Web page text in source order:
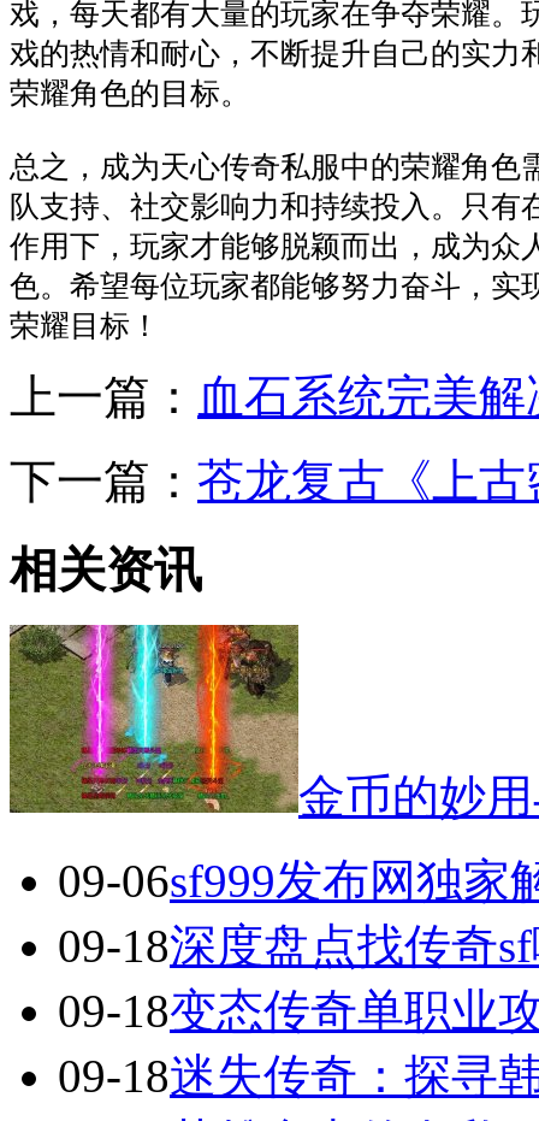
戏，每天都有大量的玩家在争夺荣耀。
戏的热情和耐心，不断提升自己的实力
荣耀角色的目标。
总之，成为天心传奇私服中的荣耀角色
队支持、社交影响力和持续投入。只有
作用下，玩家才能够脱颖而出，成为众
色。希望每位玩家都能够努力奋斗，实
荣耀目标！
上一篇： 血石系统完美
下一篇： 苍龙复古《上
相关资讯
金币的妙
09-06sf999发布网独家
09-18深度盘点找传奇
09-18变态传奇单职业
09-18迷失传奇：探寻